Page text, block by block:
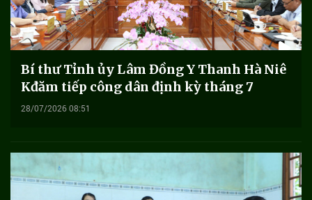
Bí thư Tỉnh ủy Lâm Đồng Y Thanh Hà Niê
Kđăm tiếp công dân định kỳ tháng 7
28/07/2026 08:51